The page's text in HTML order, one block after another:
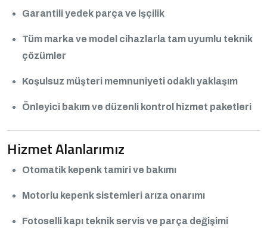
Garantili yedek parça ve işçilik
Tüm marka ve model cihazlarla tam uyumlu teknik
çözümler
Koşulsuz müşteri memnuniyeti odaklı yaklaşım
Önleyici bakım ve düzenli kontrol hizmet paketleri
Hizmet Alanlarımız
Otomatik kepenk tamiri ve bakımı
Motorlu kepenk sistemleri arıza onarımı
Fotoselli kapı teknik servis ve parça değişimi